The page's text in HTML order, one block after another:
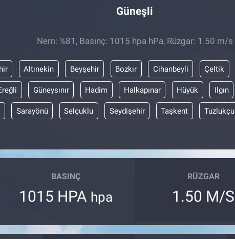
Güneşli
Nem: %81, Basınç: 1015 hpa hPa, Rüzgar: 1.50 m/s
Altınekin Beyşehir Bozkır Cihanbeyli Çeltik
Güneysınır Hadim Halkapınar Hüyük Ilgın
Sarayönü Selçuklu Seydişehir Taşkent Tuzlukçu
BASINÇ
1015 HPA hpa
RÜZGAR
1.50 M/S